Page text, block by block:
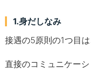
1.身だしなみ
接遇の5原則の1つ目は
直接のコミュニケー